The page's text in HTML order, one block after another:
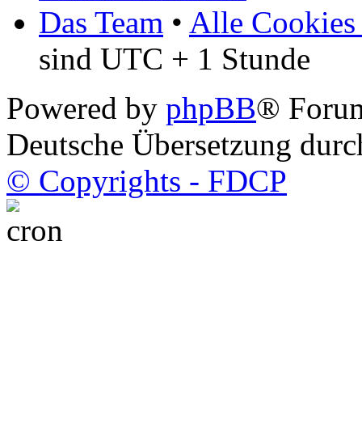
Das Team • Alle Cookies
sind UTC + 1 Stunde
Powered by phpBB®
Deutsche Übersetzung
© Copyrights - FDCP